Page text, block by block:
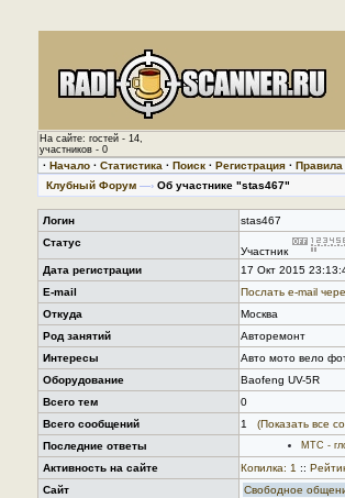
На сайте: гостей - 14,
участников - 0
· Начало · Статистика · Поиск · Регистрация · Правила
Клубный Форум —› Об участнике "stas467"
Логин
stas467
Статус
Участник
Дата регистрации
17 Окт 2015
E-mail
Послать е-mail
Откуда
Москва
Род занятий
Авторемонт
Интересы
Авто мото вело
Оборудование
Baofeng UV-5R
Всего тем
0
Всего сообщений
1
(Показать все
Последние ответы
МТС -
Активность на сайте Копилка: 1 ::
Сайт
Свободное